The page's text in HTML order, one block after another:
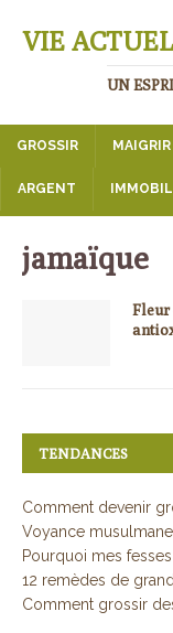
VIE
UN
GROSSIR MAIGRIR
ARGENT
jamaïque
Fleur
TENDANCES
Comment devenir
Voyance
Pourquoi mes
12 remèdes de
Comment grossir